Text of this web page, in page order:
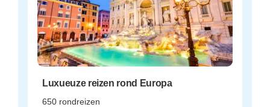
Luxueuze reizen rond Europa
650 rondreizen